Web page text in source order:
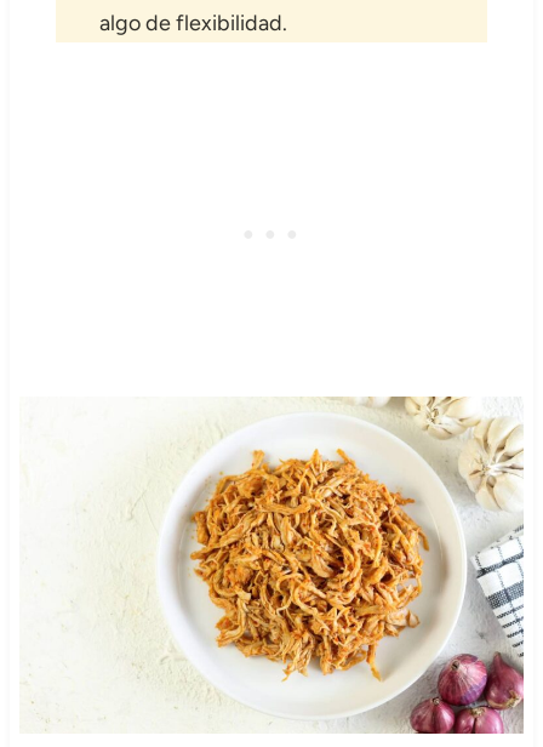
algo de flexibilidad.